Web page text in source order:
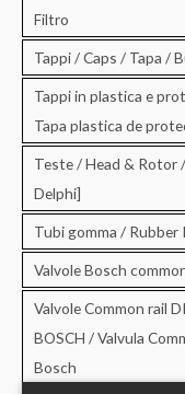
Filtro
Tappi / Caps / Tapa /
Tappi in plastica e
Tapa plastica de
Teste / Head & Rotor
Delphi]
Tubi gomma / Rubber
Valvole Bosch
Valvole Common rail
BOSCH / Valvula
Bosch